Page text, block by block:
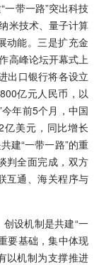
一带一路”突出科技
米技术、量子计算
动能。三是扩充金
高峰论坛开幕式上
出口银行将各设立
亿元人民币，以
今年前5个月，中国
亿美元，同比增长
建“一带一路”的重
判全面完成，双方
互通、海关程序与
设机制是共建“一
要基础，集中体现
以机制为支撑推进